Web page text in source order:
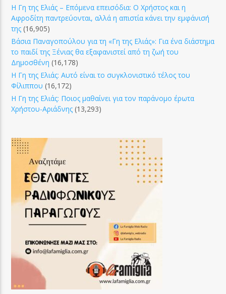
Η Γη της Ελιάς – Επόμενα επεισόδια: Ο Χρήστος και η
Αφροδίτη παντρεύονται, αλλά η απιστία κάνει την εμφάνισή
της (16,905)
Βάσια Παναγοπούλου για τη «Γη της Ελιάς»: Για ένα διάστημα
το παιδί της Ξένιας θα εξαφανιστεί από τη ζωή του
Δημοσθένη (16,178)
Η Γη της Ελιάς: Αυτό είναι το συγκλονιστικό τέλος του
Φίλιππου (16,172)
Η Γη της Ελιάς: Ποιος μαθαίνει για τον παράνομο έρωτα
Χρήστου-Αριάδνης (13,293)